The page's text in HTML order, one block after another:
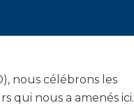
nous célébrons les
qui nous a amenés ici.